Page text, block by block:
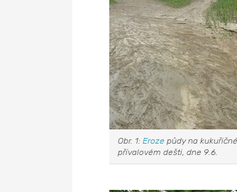
Obr. 1: Eroze půdy na
přívalovém dešti, dne 9.6.